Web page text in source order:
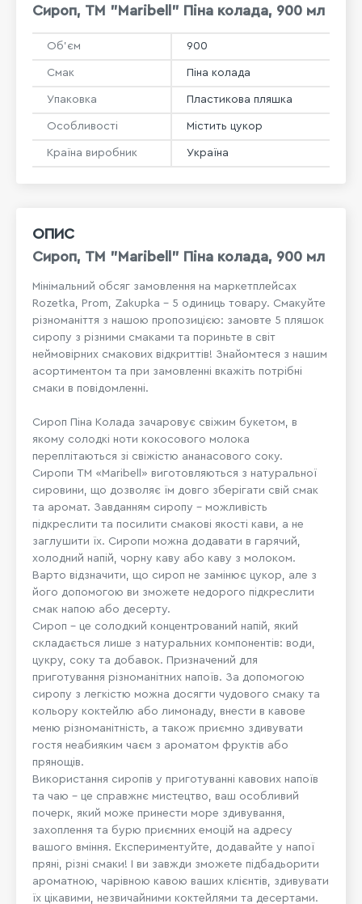
ОПИС
Сироп, ТМ "Maribell" Піна колада, 900 мл
Мінімальний обсяг замовлення на маркетплейсах
Rozetka, Prom, Zakupka - 5 одиниць товару. Смакуйте
різноманіття з нашою пропозицією: замовте 5 пляшок
сиропу з різними смаками та пориньте в світ
неймовірних смакових відкриттів! Знайомтеся з нашим
асортиментом та при замовленні вкажіть потрібні
смаки в повідомленні.
Сироп Піна Колада зачаровує свіжим букетом, в
якому солодкі ноти кокосового молока
переплітаються зі свіжістю ананасового соку.
Сиропи ТМ «Maribell» виготовляються з натуральної
сировини, що дозволяє їм довго зберігати свій смак
та аромат. Завданням сиропу - можливість
підкреслити та посилити смакові якості кави, а не
заглушити їх. Сиропи можна додавати в гарячий,
холодний напій, чорну каву або каву з молоком.
Варто відзначити, що сироп не замінює цукор, але з
його допомогою ви зможете недорого підкреслити
смак напою або десерту.
Сироп – це солодкий концентрований напій, який
складається лише з натуральних компонентів: води,
цукру, соку та добавок. Призначений для
приготування різноманітних напоїв. За допомогою
сиропу з легкістю можна досягти чудового смаку та
кольору коктейлю або лимонаду, внести в кавове
меню різноманітність, а також приємно здивувати
гостя неабияким чаєм з ароматом фруктів або
прянощів.
Використання сиропів у приготуванні кавових напоїв
та чаю – це справжнє мистецтво, ваш особливий
почерк, який може принести море здивування,
захоплення та бурю приємних емоцій на адресу
вашого вміння. Експериментуйте, додавайте у напої
пряні, різні смаки! І ви завжди зможете підбадьорити
ароматною, чарівною кавою ваших клієнтів, здивувати
їх цікавими, незвичайними коктейлями та десертами.
Сироп, ТМ "Maribell" Піна колада, 900 мл
Об'єм 900
Смак Піна колада
Упаковка Пластикова пляшка
Особливості Містить цукор
Країна виробник Україна